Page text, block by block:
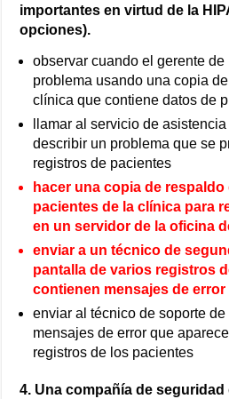
importantes en virtud de la
opciones).
observar cuando el gerente
problema usando una copia
clínica que contiene datos de
llamar al servicio de
describir un problema que se
registros de pacientes
hacer una copia de
pacientes de la clínica para
en un servidor de la oficina
enviar a un técnico de
pantalla de varios registros
contienen mensajes de error
enviar al técnico de soporte
mensajes de error que
registros de los pacientes
4. Una compañía de